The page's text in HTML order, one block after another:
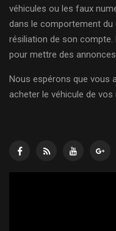
véhicules ou les faux
dans le comportement
résiliation de son compte.
pour mettre des
Nous espérons que vous
acheter le véhicule de